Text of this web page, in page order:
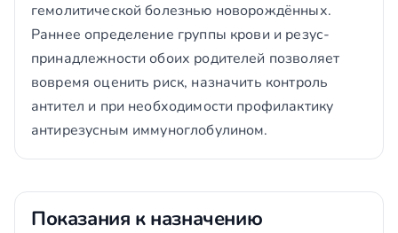
гемолитической болезнью новорождённых.
Раннее определение группы крови и резус-
принадлежности обоих родителей позволяет
вовремя оценить риск, назначить контроль
антител и при необходимости профилактику
антирезусным иммуноглобулином.
Показания к назначению